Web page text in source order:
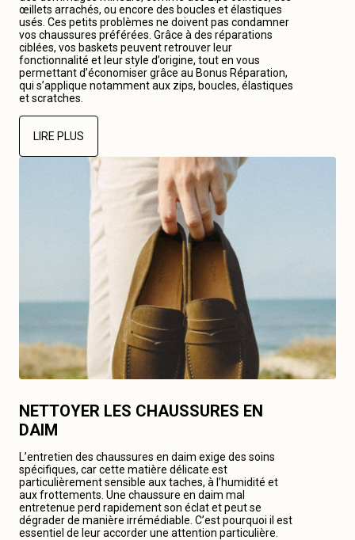
œillets arrachés, ou encore des boucles et élastiques
usés. Ces petits problèmes ne doivent pas condamner
vos chaussures préférées. Grâce à des réparations
ciblées, vos baskets peuvent retrouver leur
fonctionnalité et leur style d’origine, tout en vous
permettant d’économiser grâce au Bonus Réparation,
qui s’applique notamment aux zips, boucles, élastiques
et scratches.
LIRE PLUS
NETTOYER LES CHAUSSURES EN
DAIM
L’entretien des chaussures en daim exige des soins
spécifiques, car cette matière délicate est
particulièrement sensible aux taches, à l’humidité et
aux frottements. Une chaussure en daim mal
entretenue perd rapidement son éclat et peut se
dégrader de manière irrémédiable. C’est pourquoi il est
essentiel de leur accorder une attention particulière.